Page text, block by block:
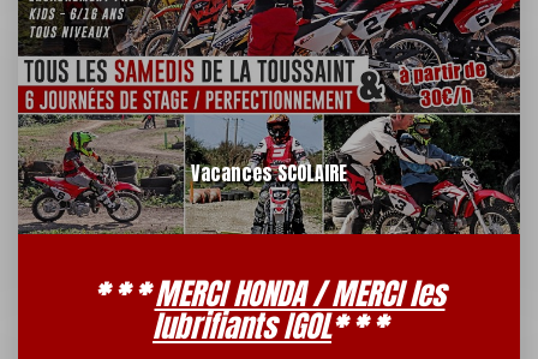
Vacances SCOLAIRE
* * *MERCI HONDA / MERCI les
lubrifiants IGOL* * *